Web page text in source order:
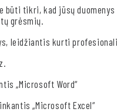
būti tikri, kad jūsų
grėsmių.
leidžiantis kurti
„Microsoft Word“
„Microsoft Excel“